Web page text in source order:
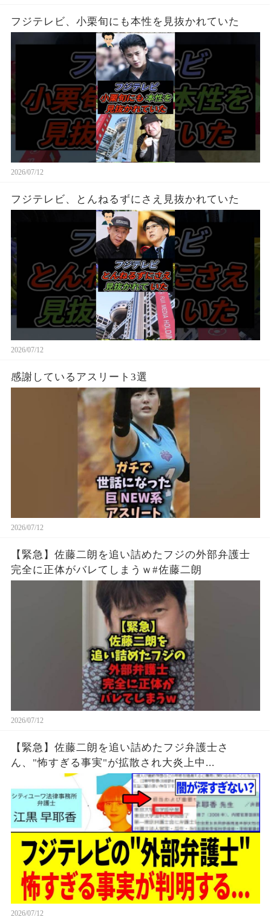
フジテレビ、小栗旬にも本性を見抜かれていた
2026/07/12
フジテレビ、とんねるずにさえ見抜かれていた
2026/07/12
感謝しているアスリート3選
2026/07/12
【緊急】佐藤二朗を追い詰めたフジの外部弁護士
完全に正体がバレてしまうｗ#佐藤二朗
2026/07/12
【緊急】佐藤二朗を追い詰めたフジ弁護士さ
ん、"怖すぎる事実"が拡散され大炎上中...
2026/07/12